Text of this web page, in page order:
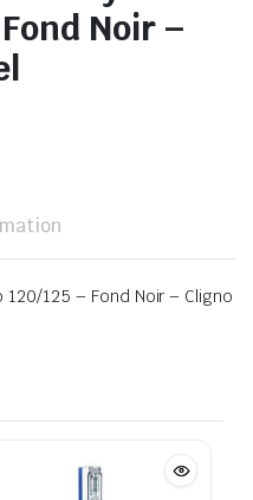
Noir –
125 – Fond Noir – Cligno